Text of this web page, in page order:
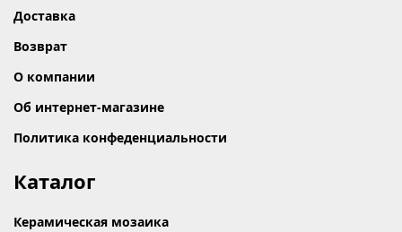
Доставка
Возврат
О компании
Об интернет-магазине
Политика конфеденциальности
Каталог
Керамическая мозаика